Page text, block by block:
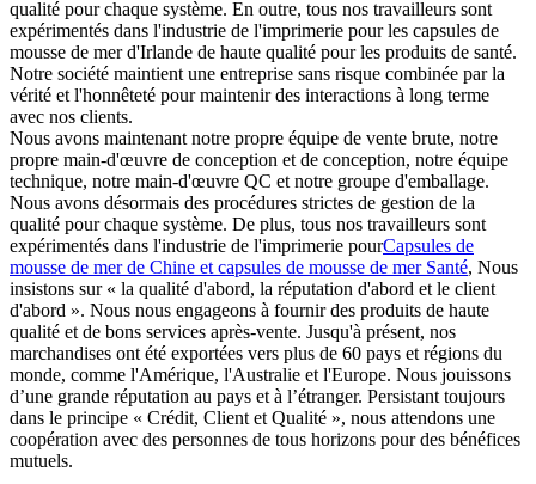
qualité pour chaque système. En outre, tous nos travailleurs sont
expérimentés dans l'industrie de l'imprimerie pour les capsules de
mousse de mer d'Irlande de haute qualité pour les produits de santé.
Notre société maintient une entreprise sans risque combinée par la
vérité et l'honnêteté pour maintenir des interactions à long terme
avec nos clients.
Nous avons maintenant notre propre équipe de vente brute, notre
propre main-d'œuvre de conception et de conception, notre équipe
technique, notre main-d'œuvre QC et notre groupe d'emballage.
Nous avons désormais des procédures strictes de gestion de la
qualité pour chaque système. De plus, tous nos travailleurs sont
expérimentés dans l'industrie de l'imprimerie pourCapsules de
mousse de mer de Chine et capsules de mousse de mer Santé, Nous
insistons sur « la qualité d'abord, la réputation d'abord et le client
d'abord ». Nous nous engageons à fournir des produits de haute
qualité et de bons services après-vente. Jusqu'à présent, nos
marchandises ont été exportées vers plus de 60 pays et régions du
monde, comme l'Amérique, l'Australie et l'Europe. Nous jouissons
d’une grande réputation au pays et à l’étranger. Persistant toujours
dans le principe « Crédit, Client et Qualité », nous attendons une
coopération avec des personnes de tous horizons pour des bénéfices
mutuels.